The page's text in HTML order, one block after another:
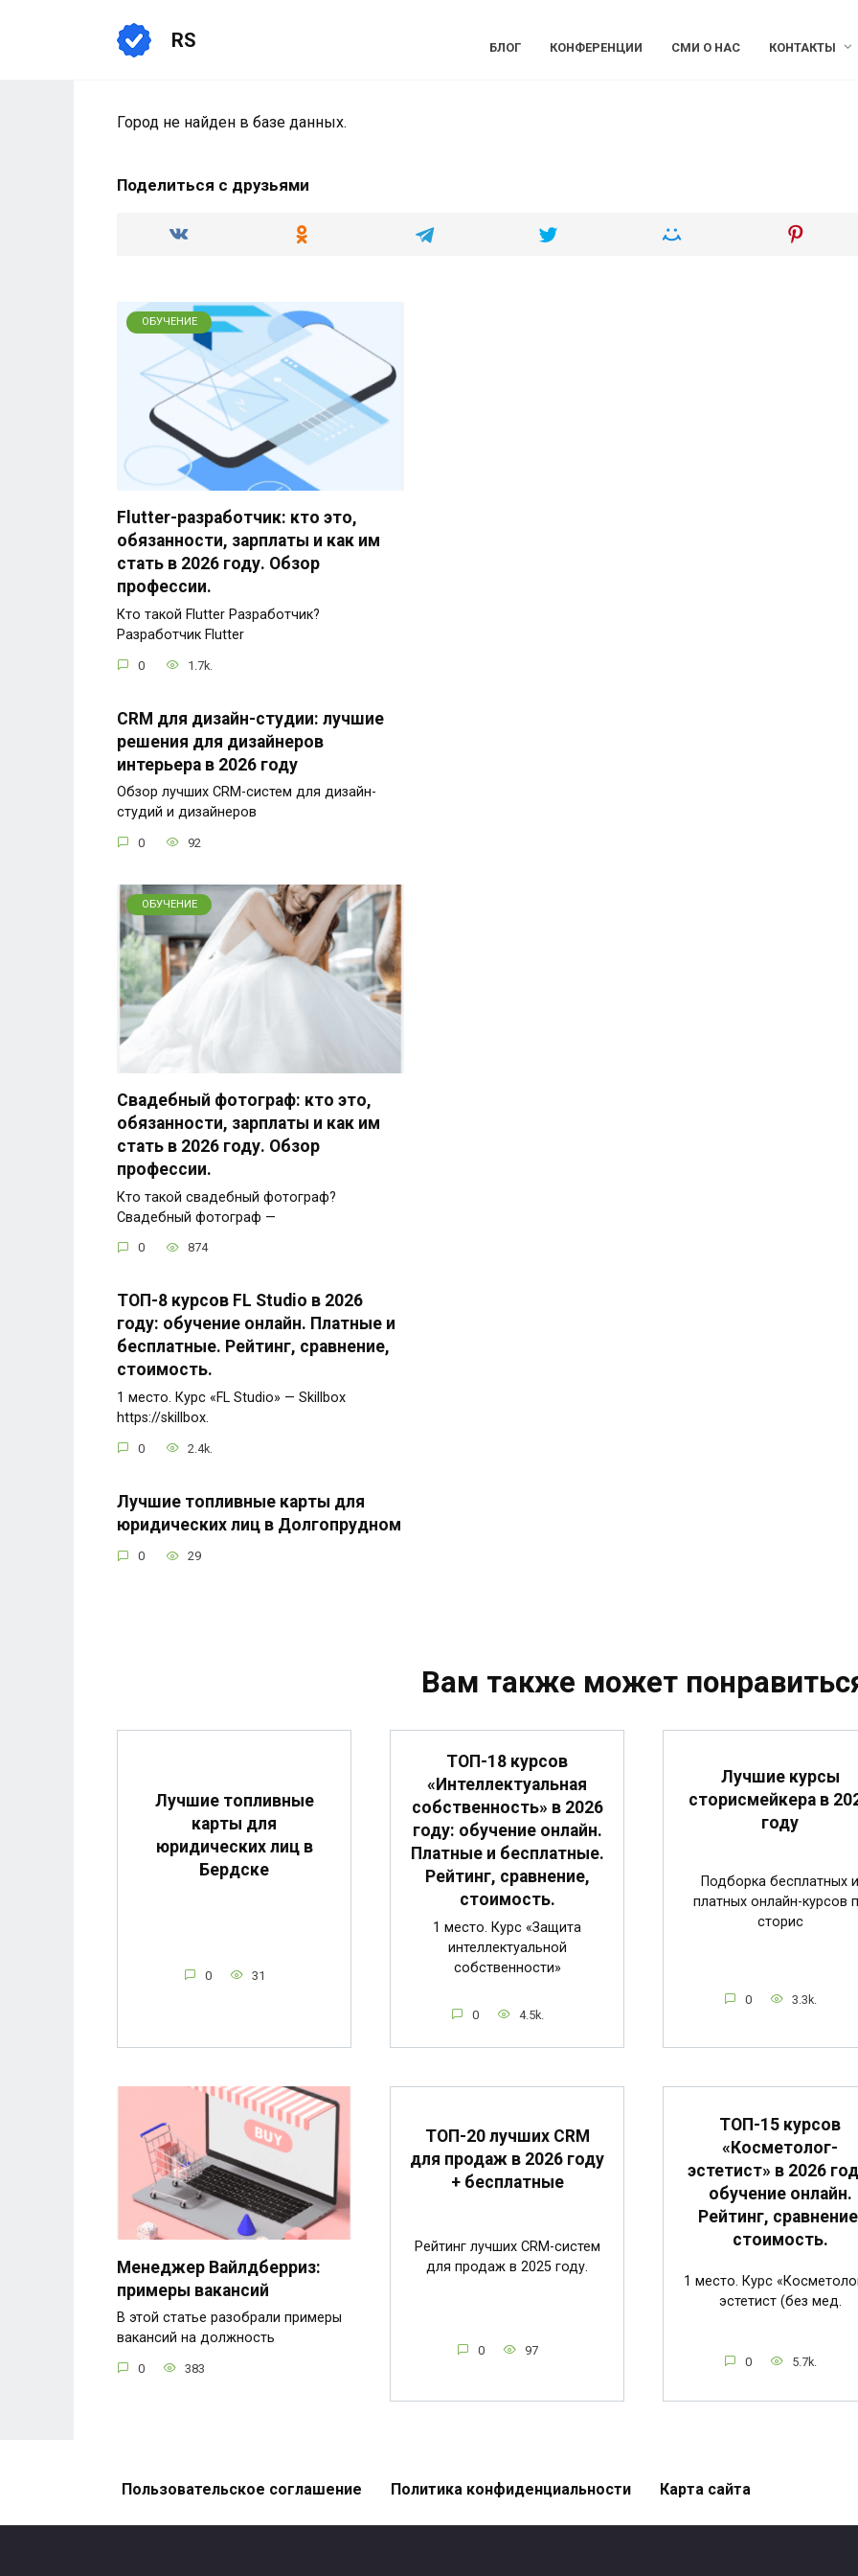
RS БЛОГ КОНФЕРЕНЦИИ СМИ О НАС КОНТАКТЫ
Город не найден в базе данных.
Поделиться с друзьями
ОБУЧЕНИЕ
Flutter-разработчик: кто это,
обязанности, зарплаты и как им
стать в 2026 году. Обзор
профессии.
Кто такой Flutter Разработчик?
Разработчик Flutter
0 1.7k.
CRM для дизайн-студии: лучшие
решения для дизайнеров
интерьера в 2026 году
Обзор лучших CRM-систем для дизайн-
студий и дизайнеров
0 92
ОБУЧЕНИЕ
Свадебный фотограф: кто это,
обязанности, зарплаты и как им
стать в 2026 году. Обзор
профессии.
Кто такой свадебный фотограф?
Свадебный фотограф —
0 874
ТОП-8 курсов FL Studio в 2026
году: обучение онлайн. Платные и
бесплатные. Рейтинг, сравнение,
стоимость.
1 место. Курс «FL Studio» — Skillbox
https://skillbox.
0 2.4k.
Лучшие топливные карты для
юридических лиц в Долгопрудном
0 29
Вам также может
Лучшие топливные
карты для
юридических лиц в
Бердске
0 31
ТОП-18 курсов
«Интеллектуальная
собственность» в 2026
году: обучение онлайн.
Платные и бесплатные.
Рейтинг, сравнение,
стоимость.
1 место. Курс «Защита
интеллектуальной
собственности»
0 4.5k.
Лучшие курсы
сторисмейкера в
году
Подборка бесплатных и
платных онлайн-курсов
сторис
0 3.3k.
Менеджер Вайлдберриз:
примеры вакансий
В этой статье разобрали примеры
вакансий на должность
0 383
ТОП-20 лучших CRM
для продаж в 2026 году
+ бесплатные
Рейтинг лучших CRM-систем
для продаж в 2025 году.
0 97
ТОП-15 курсов
«Косметолог-
эстетист» в 2026
обучение онлайн.
Рейтинг,
стоимость.
1 место. Курс
эстетист (без мед.
0 5.7k.
Пользовательское соглашение Политика конфиденциальности Карта сайта